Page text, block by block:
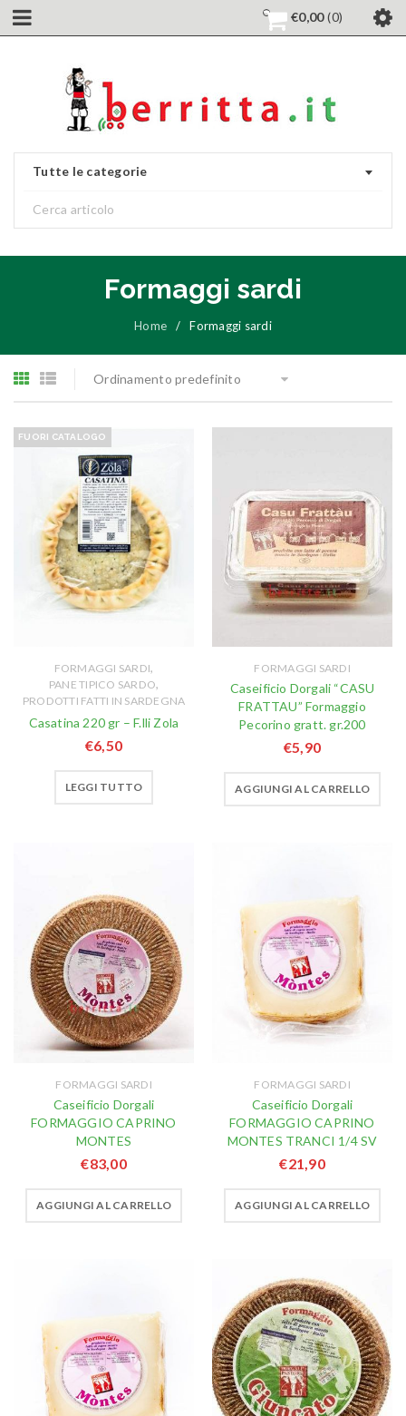
€0,00 0
Tutte le categorie
Formaggi sardi
Home / Formaggi sardi
Ordinamento predefinito
FUORI CATALOGO
FORMAGGI SARDI,
PANE TIPICO SARDO,
PRODOTTI FATTI IN SARDEGNA
Casatina 220 gr – F.lli Zola
€6,50
LEGGI TUTTO
FORMAGGI SARDI
Caseificio Dorgali “CASU
FRATTAU” Formaggio
Pecorino gratt. gr.200
€5,90
AGGIUNGI AL CARRELLO
FORMAGGI SARDI
Caseificio Dorgali
FORMAGGIO CAPRINO
MONTES
€83,00
AGGIUNGI AL CARRELLO
FORMAGGI SARDI
Caseificio Dorgali
FORMAGGIO CAPRINO
MONTES TRANCI 1/4 SV
€21,90
AGGIUNGI AL CARRELLO